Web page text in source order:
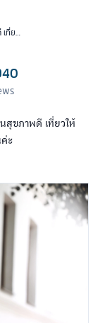
เที่ยว
สุขภาพดี เที่ยวให้
ะ